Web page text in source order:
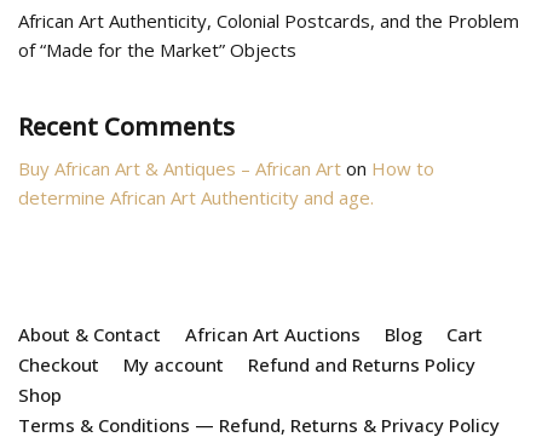
African Art Authenticity, Colonial Postcards, and the Problem
of “Made for the Market” Objects
Recent Comments
Buy African Art & Antiques – African Art on How to
determine African Art Authenticity and age.
About & Contact African Art Auctions Blog
Cart
Checkout
My account
Refund and Returns Policy
Shop
Terms & Conditions — Refund, Returns & Privacy Policy